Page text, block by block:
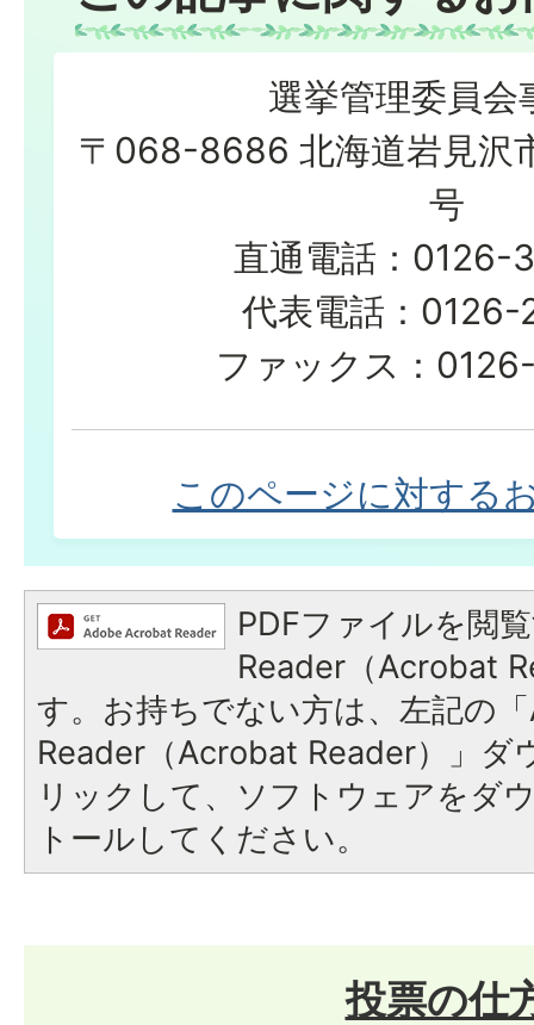
選挙管理委員会
〒068-8686 北海道岩見沢
号
直通電話：0126-
代表電話：0126-
ファックス：
このページに対する
PDFファイルを閲
Reader（Acrobat
す。お持ちでない方は、左記の
Reader（Acrobat Reader）」ダ
リックして、ソフトウェアをダ
トールしてください。
投票の仕